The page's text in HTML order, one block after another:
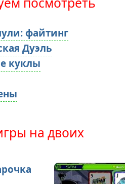
файтинг
Дуэль
куклы
на двоих